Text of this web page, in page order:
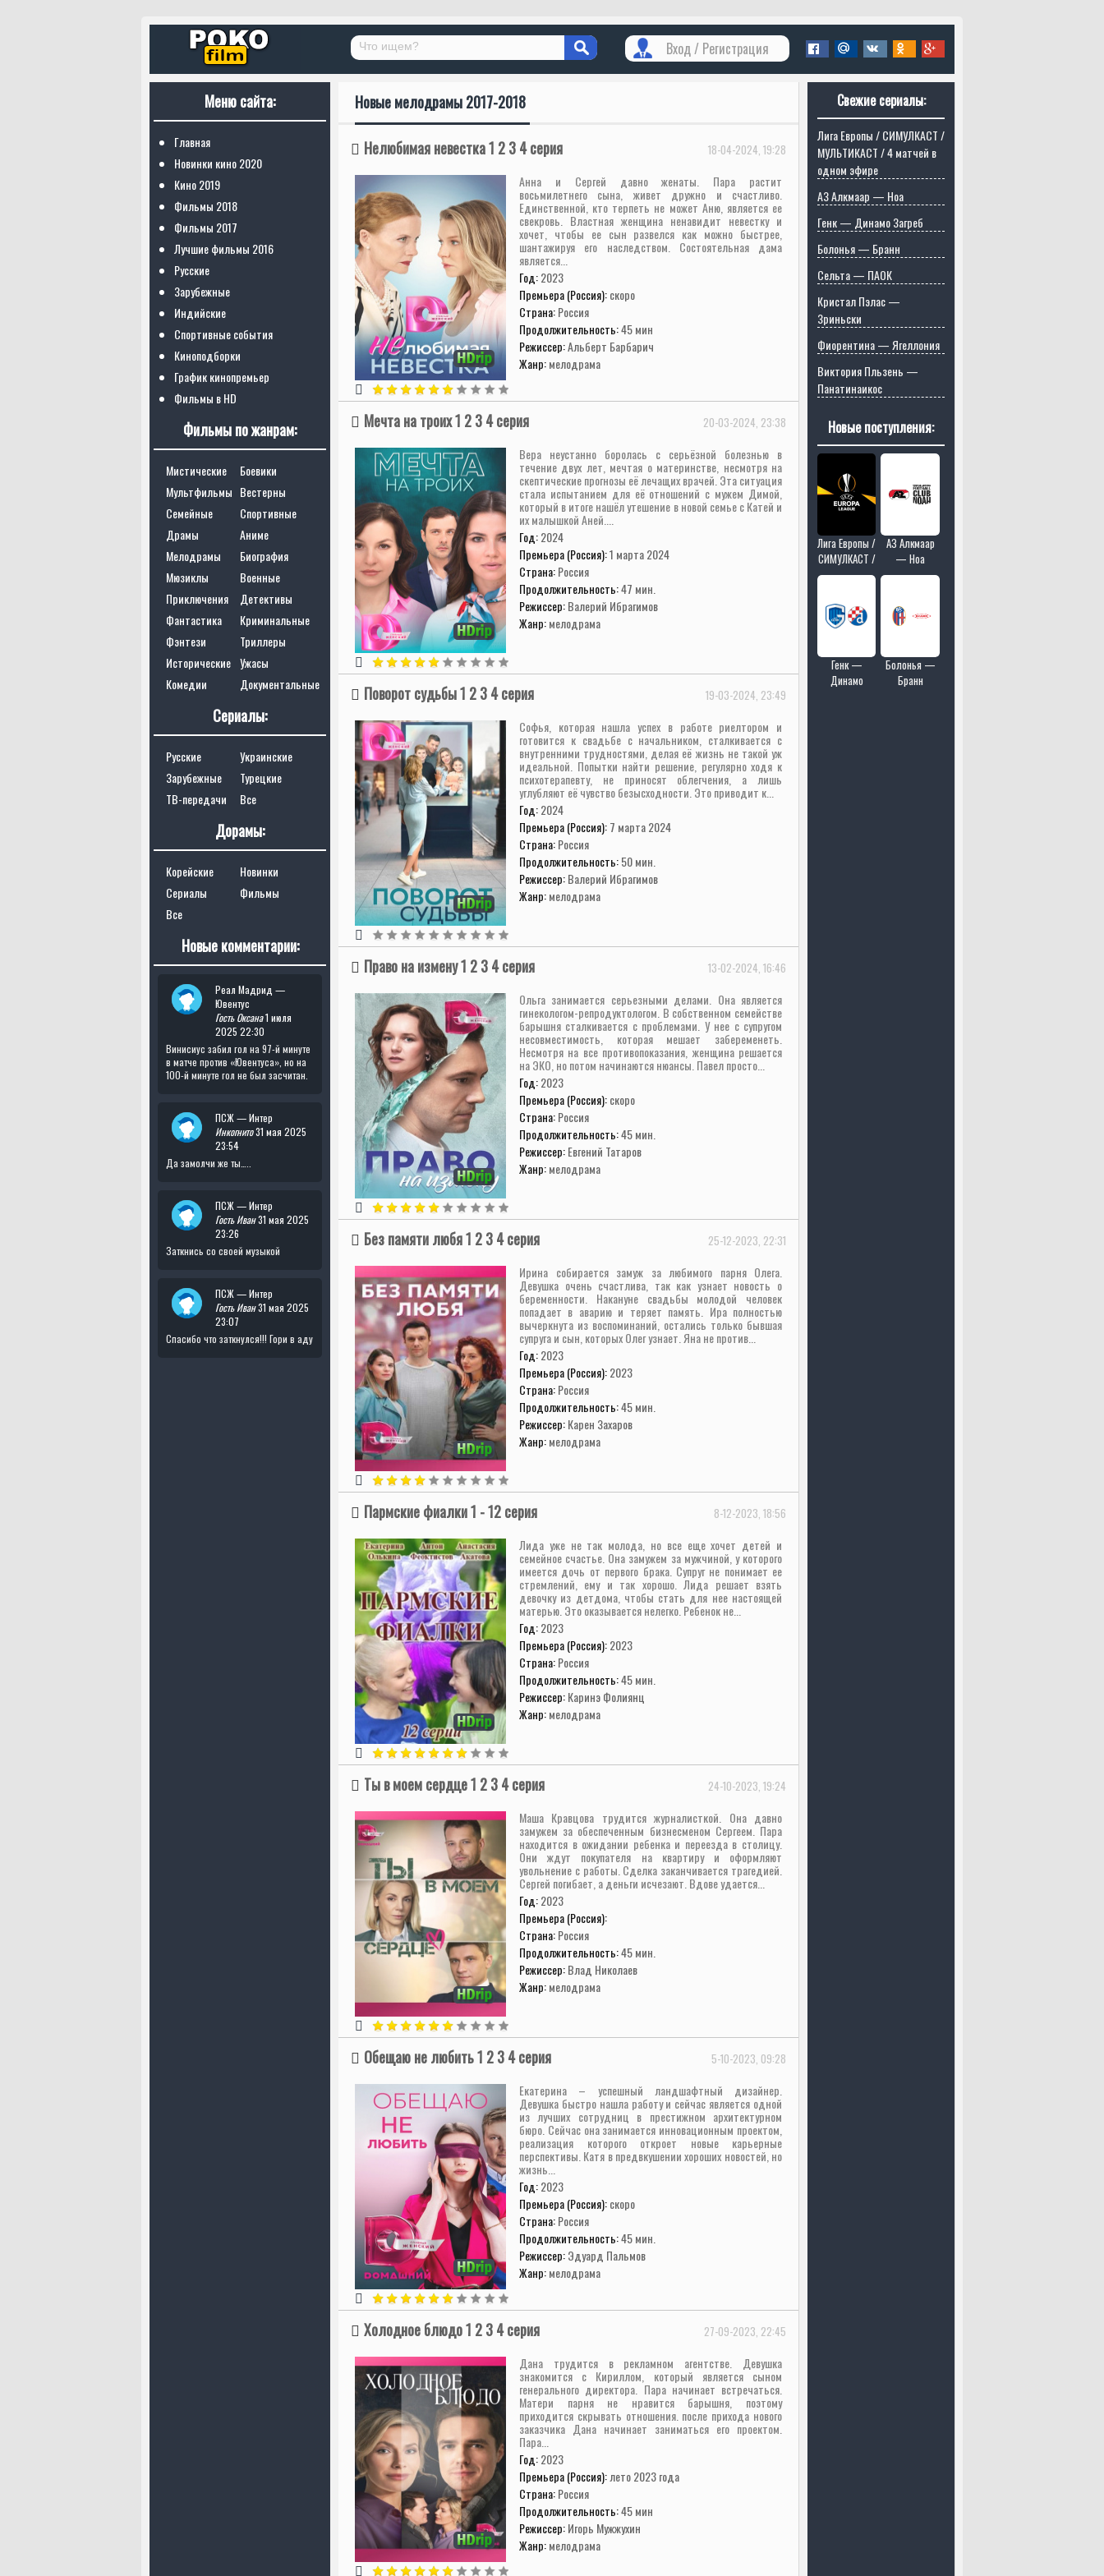
Вход / Регистрация
Меню сайта:
Главная
Новинки кино 2020
Кино 2019
Фильмы 2018
Фильмы 2017
Лучшие фильмы 2016
Русские
Зарубежные
Индийские
Спортивные события
Киноподборки
График кинопремьер
Фильмы в HD
Фильмы по жанрам:
Мистические
Боевики
Мультфильмы Вестерны
Семейные
Спортивные
Драмы
Аниме
Мелодрамы
Биография
Мюзиклы
Военные
Приключения
Детективы
Фантастика
Криминальные
Фэнтези
Триллеры
Исторические Ужасы
Комедии
Документальные
Сериалы:
Русские
Украинские
Зарубежные
Турецкие
ТВ-передачи
Все
Дорамы:
Корейские
Новинки
Сериалы
Фильмы
Все
Новые комментарии:
Реал Мадрид —
Ювентус
Гость Оксана1 июля
2025 22:30
Винисиус забил гол на 97-й минуте
в матче против «Ювентуса», но на
100-й минуте гол не был засчитан.
ПСЖ — Интер
Инкогнито31 мая 2025
23:54
Да замолчи же ты…..
ПСЖ — Интер
Гость Иван31 мая 2025
23:26
Заткнись со своей музыкой
ПСЖ — Интер
Гость Иван31 мая 2025
23:07
Спасибо что заткнулся!!! Гори в аду
Новые мелодрамы 2017-2018
Нелюбимая невестка 1 2 3 4 серия 18-04-2024, 19:28
Анна и Сергей давно женаты. Пара растит
восьмилетнего сына, живет дружно и счастливо.
Единственной, кто терпеть не может Аню, является ее
свекровь. Властная женщина ненавидит невестку и
хочет, чтобы ее сын развелся как можно быстрее,
шантажируя его наследством. Состоятельная дама
является...
Год:2023
Премьера (Россия):скоро
Страна:Россия
Продолжительность:45 мин
Режиссер:Альберт Барбарич
Жанр:мелодрама
Мечта на троих 1 2 3 4 серия 20-03-2024, 23:38
Вера неустанно боролась с серьёзной болезнью в
течение двух лет, мечтая о материнстве, несмотря на
скептические прогнозы её лечащих врачей. Эта ситуация
стала испытанием для её отношений с мужем Димой,
который в итоге нашёл утешение в новой семье с Катей и
их малышкой Аней....
Год:2024
Премьера (Россия):1 марта 2024
Страна:Россия
Продолжительность:47 мин.
Режиссер:Валерий Ибрагимов
Жанр:мелодрама
Поворот судьбы 1 2 3 4 серия 19-03-2024, 23:49
Софья, которая нашла успех в работе риелтором и
готовится к свадьбе с начальником, сталкивается с
внутренними трудностями, делая её жизнь не такой уж
идеальной. Попытки найти решение, регулярно ходя к
психотерапевту, не приносят облегчения, а лишь
углубляют её чувство безысходности. Это приводит к...
Год:2024
Премьера (Россия):7 марта 2024
Страна:Россия
Продолжительность:50 мин.
Режиссер:Валерий Ибрагимов
Жанр:мелодрама
Право на измену 1 2 3 4 серия 13-02-2024, 16:46
Ольга занимается серьезными делами. Она является
гинекологом-репродуктологом. В собственном семействе
барышня сталкивается с проблемами. У нее с супругом
несовместимость, которая мешает забеременеть.
Несмотря на все противопоказания, женщина решается
на ЭКО, но потом начинаются нюансы. Павел просто...
Год:2023
Премьера (Россия):скоро
Страна:Россия
Продолжительность:45 мин.
Режиссер:Евгений Татаров
Жанр:мелодрама
Без памяти любя 1 2 3 4 серия 25-12-2023, 22:31
Ирина собирается замуж за любимого парня Олега.
Девушка очень счастлива, так как узнает новость о
беременности. Накануне свадьбы молодой человек
попадает в аварию и теряет память. Ира полностью
вычеркнута из воспоминаний, остались только бывшая
супруга и сын, которых Олег узнает. Яна не против...
Год:2023
Премьера (Россия):2023
Страна:Россия
Продолжительность:45 мин.
Режиссер:Карен Захаров
Жанр:мелодрама
Пармские фиалки 1 - 12 серия 8-12-2023, 18:56
Лида уже не так молода, но все еще хочет детей и
семейное счастье. Она замужем за мужчиной, у которого
имеется дочь от первого брака. Супруг не понимает ее
стремлений, ему и так хорошо. Лида решает взять
девочку из детдома, чтобы стать для нее настоящей
матерью. Это оказывается нелегко. Ребенок не...
Год:2023
Премьера (Россия):2023
Страна:Россия
Продолжительность:45 мин.
Режиссер:Каринэ Фолиянц
Жанр:мелодрама
Ты в моем сердце 1 2 3 4 серия 24-10-2023, 19:24
Маша Кравцова трудится журналисткой. Она давно
замужем за обеспеченным бизнесменом Сергеем. Пара
находится в ожидании ребенка и переезда в столицу.
Они ждут покупателя на квартиру и оформляют
увольнение с работы. Сделка заканчивается трагедией.
Сергей погибает, а деньги исчезают. Вдове удается...
Год:2023
Премьера (Россия):
Страна:Россия
Продолжительность:45 мин.
Режиссер:Влад Николаев
Жанр:мелодрама
Обещаю не любить 1 2 3 4 серия 5-10-2023, 09:28
Екатерина – успешный ландшафтный дизайнер.
Девушка быстро нашла работу и сейчас является одной
из лучших сотрудниц в престижном архитектурном
бюро. Сейчас она занимается инновационным проектом,
реализация которого откроет новые карьерные
перспективы. Катя в предвкушении хороших новостей, но
жизнь...
Год:2023
Премьера (Россия):скоро
Страна:Россия
Продолжительность:45 мин.
Режиссер:Эдуард Пальмов
Жанр:мелодрама
Холодное блюдо 1 2 3 4 серия 27-09-2023, 22:45
Дана трудится в рекламном агентстве. Девушка
знакомится с Кириллом, который является сыном
генерального директора. Пара начинает встречаться.
Матери парня не нравится барышня, поэтому
приходится скрывать отношения. после прихода нового
заказчика Дана начинает заниматься его проектом.
Пара...
Год:2023
Премьера (Россия):лето 2023 года
Страна:Россия
Продолжительность:45 мин
Режиссер:Игорь Мужжухин
Жанр:мелодрама
Свежие сериалы:
Лига Европы / СИМУЛКАСТ /
МУЛЬТИКАСТ / 4 матчей в
одном эфире
АЗ Алкмаар — Ноа
Генк — Динамо Загреб
Болонья — Бранн
Сельта — ПАОК
Кристал Пэлас —
Зриньски
Фиорентина — Ягеллония
Виктория Пльзень —
Панатинаикос
Новые поступления:
Лига Европы /
СИМУЛКАСТ /
МУЛЬТИКАСТ
одном эфире
АЗ Алкмаар
— Ноа
Генк —
Динамо
Болонья —
Бранн